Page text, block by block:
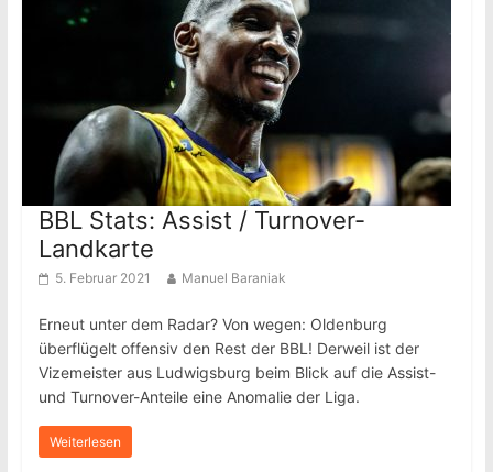
BBL Stats: Assist / Turnover-
Landkarte
5. Februar 2021 Manuel Baraniak
Erneut unter dem Radar? Von wegen: Oldenburg
überflügelt offensiv den Rest der BBL! Derweil ist der
Vizemeister aus Ludwigsburg beim Blick auf die Assist-
und Turnover-Anteile eine Anomalie der Liga.
Weiterlesen